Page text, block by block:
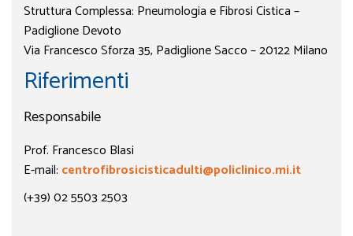
Struttura Complessa: Pneumologia e Fibrosi Cistica –
Padiglione Devoto
Via Francesco Sforza 35, Padiglione Sacco – 20122 Milano
Riferimenti
Responsabile
Prof. Francesco Blasi
E-mail: centrofibrosicisticadulti@policlinico.mi.it
(+39) 02 5503 2503